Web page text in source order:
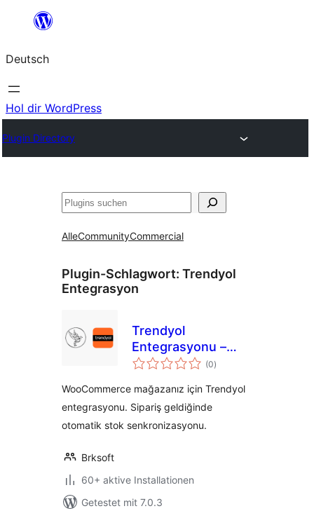
springen
Deutsch
Hol dir WordPress
Plugin Directory
Suchen
AlleCommunityCommercial
Plugin-Schlagwort: Trendyol
Entegrasyon
Trendyol
Entegrasyonu –
Brksoft
(0Bewertungen
insgesamt
)
WooCommerce mağazanız için Trendyol
entegrasyonu. Sipariş geldiğinde
otomatik stok senkronizasyonu.
Brksoft
60+ aktive Installationen
Getestet mit 7.0.3